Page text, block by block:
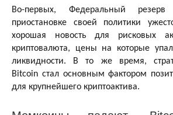
Во-первых, Федеральный
приостановке своей политики
хорошая новость для рисковых
криптовалюта, цены на которые
ликвидности. В то же время,
Bitcoin стал основным фактором
для крупнейшего криптоактива.